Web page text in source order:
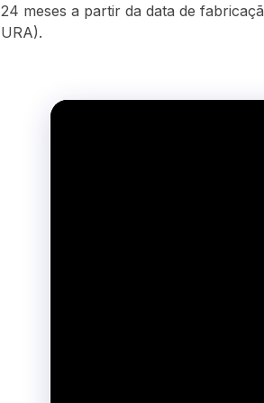
24 meses a partir da data de
URA).